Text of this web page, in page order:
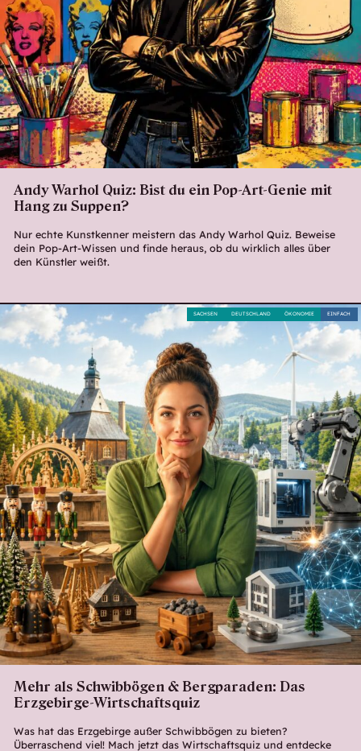
Andy Warhol Quiz: Bist du ein Pop-Art-Genie mit
Hang zu Suppen?
Nur echte Kunstkenner meistern das Andy Warhol Quiz. Beweise
dein Pop-Art-Wissen und finde heraus, ob du wirklich alles über
den Künstler weißt.
Mehr als Schwibbögen & Bergparaden: Das
Erzgebirge-Wirtschaftsquiz
Was hat das Erzgebirge außer Schwibbögen zu bieten?
Überraschend viel! Mach jetzt das Wirtschaftsquiz und entdecke
EINFACH
ÖKONOMIE
DEUTSCHLAND
SACHSEN